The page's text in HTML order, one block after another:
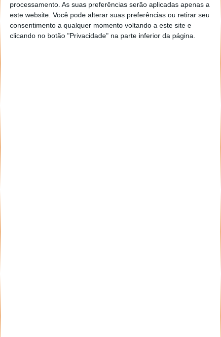
processamento. As suas preferências serão aplicadas apenas a
este website. Você pode alterar suas preferências ou retirar seu
consentimento a qualquer momento voltando a este site e
clicando no botão "Privacidade" na parte inferior da página.
Há nas configurações do programa, opções para
definir a profundidade da pesquisa do links e o
número de processos simultâneos a correr. Além